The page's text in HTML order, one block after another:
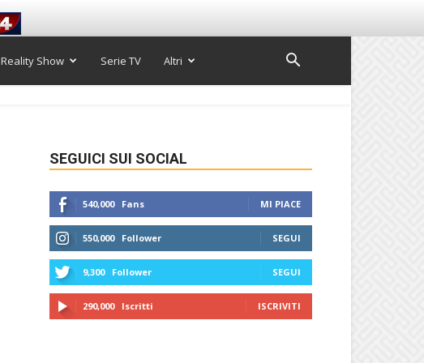
Reality Show Serie TV Altri
SEGUICI SUI SOCIAL
540,000 Fans MI PIACE
550,000 Follower SEGUI
9,300 Follower SEGUI
290,000 Iscritti ISCRIVITI